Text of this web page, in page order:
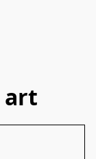
art